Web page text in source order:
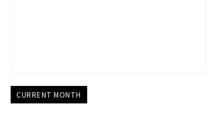
CURRENT MONTH